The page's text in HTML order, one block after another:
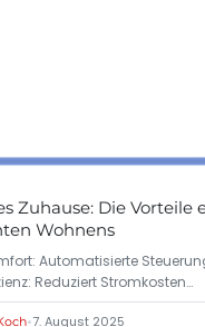
Zuhause: Die Vorteile
Wohnens
Automatisierte
Reduziert Stromkosten…
•7. August 2025